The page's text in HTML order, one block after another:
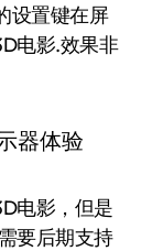
设置键在屏
电影.效果非
电影，但是
要后期支持